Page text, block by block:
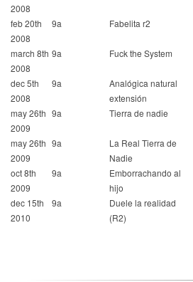
2008
feb 20th
2008
9a Fabelita r2
march 8th
2008
9a Fuck the System
dec 5th
2008
9a
Analógica natural
extensión
may 26th
2009
9a Tierra de nadie
may 26th
2009
9a
La Real Tierra de
Nadie
oct 8th
2009
9a
Emborrachando al
hijo
dec 15th
2010
9a
Duele la realidad
(R2)